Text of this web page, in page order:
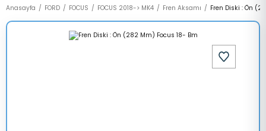
Anasayfa FORD FOCUS FOCUS 2018-> MK4 Fren Aksamı Fren Diski : Ön